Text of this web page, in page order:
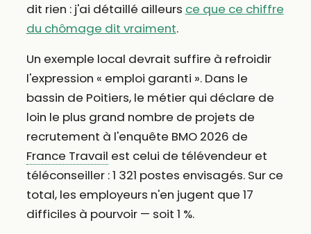
dit rien : j'ai détaillé ailleurs ce que ce chiffre
du chômage dit vraiment.
Un exemple local devrait suffire à refroidir
l'expression « emploi garanti ». Dans le
bassin de Poitiers, le métier qui déclare de
loin le plus grand nombre de projets de
recrutement à l'enquête BMO 2026 de
France Travail est celui de télévendeur et
téléconseiller : 1 321 postes envisagés. Sur ce
total, les employeurs n'en jugent que 17
difficiles à pourvoir — soit 1 %.